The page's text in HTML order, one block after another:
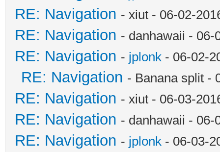
RE: Navigation - xiut - 06-02-
RE: Navigation - danhawaii - 06-
RE: Navigation - jplonk - 06-02-
RE: Navigation - Banana split -
RE: Navigation - xiut - 06-03-
RE: Navigation - danhawaii - 06-
RE: Navigation - jplonk - 06-03-